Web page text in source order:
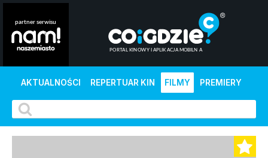
AKTUALNOŚCI REPERTUAR KIN FILMY PREMIERY